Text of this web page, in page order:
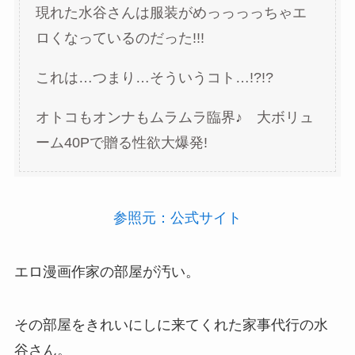
現れた水谷さんは服装がめっっっっちゃエ
ロくなっているのだった!!!
これは…つまり…そういうコト…!?!?
オトコもオンナもムラムラ臨界♪ 大ボリュ
ーム40Pで贈る性欲大爆発!
参照元：公式サイト
エロ漫画作家の部屋が汚い。
その部屋をきれいにしに来てくれた家事代行の水
谷さん。